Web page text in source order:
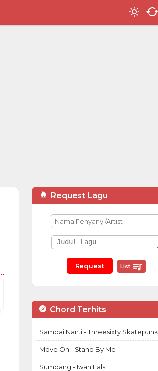
Request Lagu
List
Chord Terhits
Sampai Nanti - Threesixty Skatepunk
Move On - Stand By Me
Sumbang - Iwan Fals